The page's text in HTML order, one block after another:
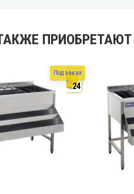
ПРИОБРЕТАЮТ
Под заказ
24